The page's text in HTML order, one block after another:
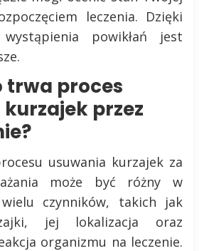
leczenia. Dzięki
powikłań jest
trwa proces
przez
usuwania kurzajek za
może być różny w
czynników, takich jak
jej lokalizacja oraz
organizmu na leczenie.